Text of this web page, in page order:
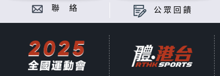
聯 絡 公眾回饋